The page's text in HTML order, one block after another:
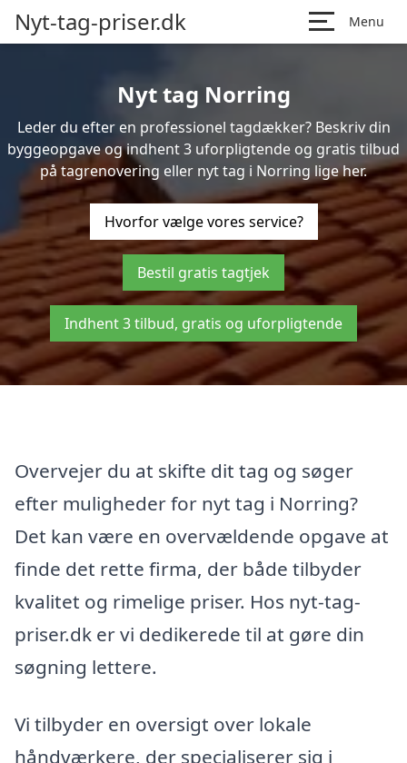
Nyt-tag-priser.dk Menu
Nyt tag Norring
Leder du efter en professionel tagdækker? Beskriv din
byggeopgave og indhent 3 uforpligtende og gratis tilbud
på tagrenovering eller nyt tag i Norring lige her.
Hvorfor vælge vores service?
Bestil gratis tagtjek
Indhent 3 tilbud, gratis og uforpligtende
Overvejer du at skifte dit tag og søger
efter muligheder for nyt tag i Norring?
Det kan være en overvældende opgave at
finde det rette firma, der både tilbyder
kvalitet og rimelige priser. Hos nyt-tag-
priser.dk er vi dedikerede til at gøre din
søgning lettere.
Vi tilbyder en oversigt over lokale
håndværkere, der specialiserer sig i